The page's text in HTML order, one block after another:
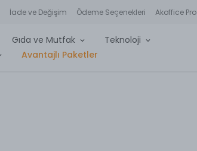
İade ve Değişim Ödeme Seçenekleri Akoffice Pro
Gıda ve Mutfak
Teknoloji
Avantajlı Paketler